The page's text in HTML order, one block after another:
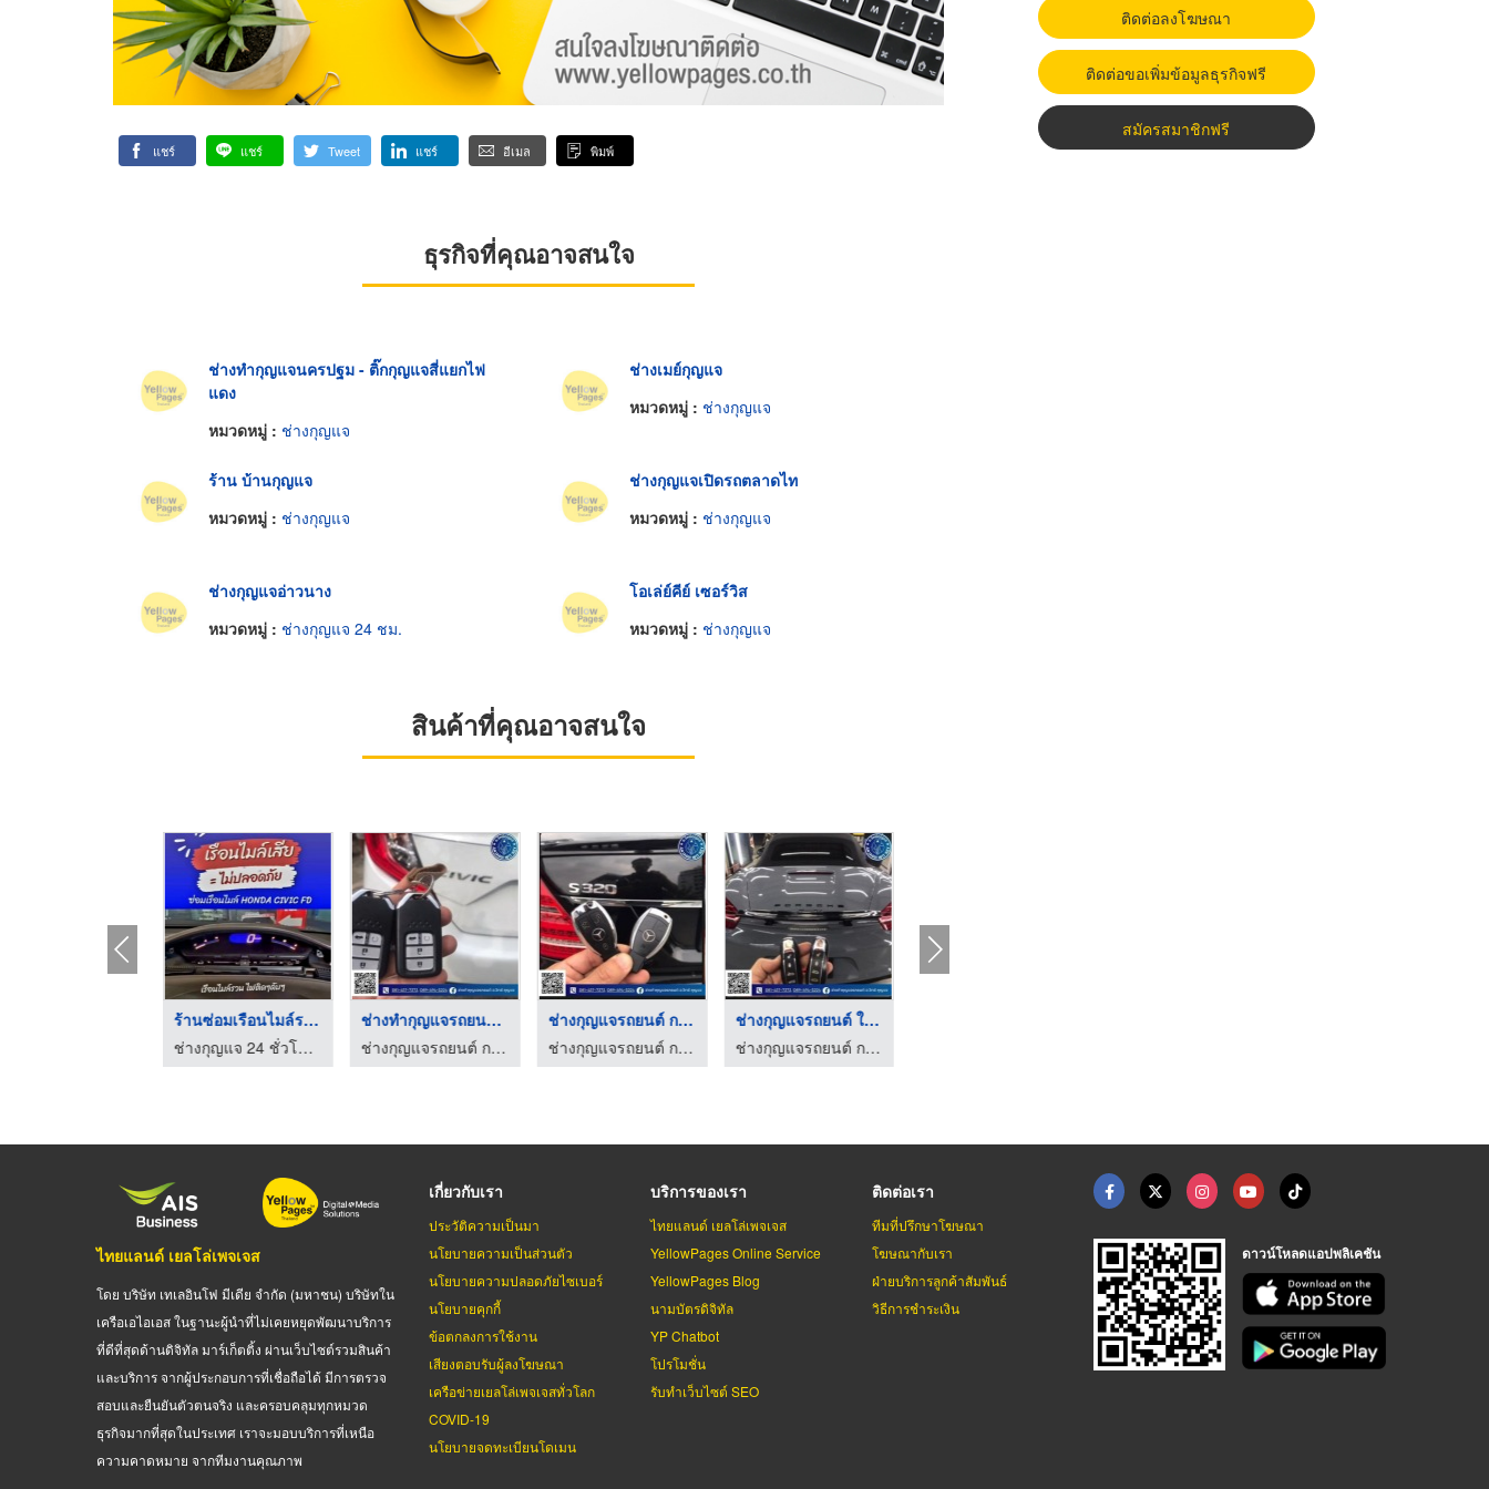
แชร์ แชร์ Tweet แชร์ อีเมล พิมพ์
ธุรกิจที่คุณอาจสนใจ
ช่างทำกุญแจนครปฐม - ติ๊กกุญแจสี่แยกไฟ
แดง
หมวดหมู่ : ช่างกุญแจ
ช่างเมย์กุญแจ
หมวดหมู่ : ช่างกุญแจ
ร้าน บ้านกุญแจ
หมวดหมู่ : ช่างกุญแจ
ช่างกุญแจเปิดรถตลาดไท
หมวดหมู่ : ช่างกุญแจ
ช่างกุญแจอ่าวนาง
หมวดหมู่ : ช่างกุญแจ 24 ชม.
โอเล่ย์คีย์ เซอร์วิส
หมวดหมู่ : ช่างกุญแจ
สินค้าที่คุณอาจสนใจ
ร้านซ่อมเรือนไมล์รถย ...
ช่างกุญแจ 24 ชั่วโมง ชลบุรี - คีย์ 24
ช่างทํากุญแจรถยนต์ ล ...
ช่างกุญแจรถยนต์ กรุงเทพ - อ.วิทย์กุญแจ
ช่างกุญแจรถยนต์ กรุง ...
ช่างกุญแจรถยนต์ กรุงเทพ - อ.วิทย์กุญแจ
ช่างกุญแจรถยนต์ ใกล้ ...
ช่างกุญแจรถยนต์ กรุงเทพ - อ.วิทย์กุญแจ
ติดต่อลงโฆษณา
ติดต่อขอเพิ่มข้อมูลธุรกิจฟรี
สมัครสมาชิกฟรี
ไทยแลนด์ เยลโล่เพจเจส
โดย บริษัท เทเลอินโฟ มีเดีย จำกัด (มหาชน) บริษัทใน
เครือเอไอเอส ในฐานะผู้นำที่ไม่เคยหยุดพัฒนาบริการ
ที่ดีที่สุดด้านดิจิทัล มาร์เก็ตติ้ง ผ่านเว็บไซต์รวมสินค้า
และบริการ จากผู้ประกอบการที่เชื่อถือได้ มีการตรวจ
สอบและยืนยันตัวตนจริง และครอบคลุมทุกหมวด
ธุรกิจมากที่สุดในประเทศ เราจะมอบบริการที่เหนือ
ความคาดหมาย จากทีมงานคุณภาพ
เกี่ยวกับเรา
ประวัติความเป็นมา
นโยบายความเป็นส่วนตัว
นโยบายความปลอดภัยไซเบอร์
นโยบายคุกกี้
ข้อตกลงการใช้งาน
เสียงตอบรับผู้ลงโฆษณา
เครือข่ายเยลโล่เพจเจสทั่วโลก
COVID-19
นโยบายจดทะเบียนโดเมน
บริการของเรา
ไทยแลนด์ เยลโล่เพจเจส
YellowPages Online Service
YellowPages Blog
นามบัตรดิจิทัล
YP Chatbot
โปรโมชั่น
รับทำเว็บไซต์ SEO
ติดต่อเรา
ทีมที่ปรึกษาโฆษณา
โฆษณากับเรา
ฝ่ายบริการลูกค้าสัมพันธ์
วิธีการชำระเงิน
ดาวน์โหลดแอปพลิเคชัน